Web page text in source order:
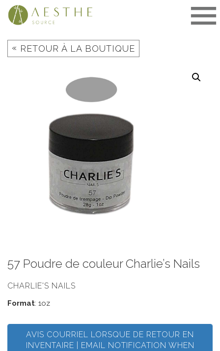
Aller
« RETOUR À LA BOUTIQUE
57 Poudre de couleur Charlie’s Nails
CHARLIE'S NAILS
Format: 1oz
AVIS COURRIEL LORSQUE DE RETOUR EN
INVENTAIRE | EMAIL NOTIFICATION WHEN